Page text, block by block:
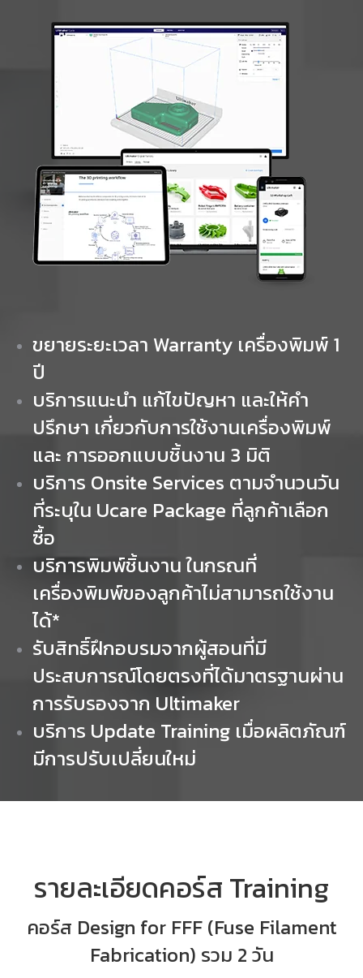
ขยายระยะเวลา Warranty เครื่องพิมพ์ 1
ปี
บริการแนะนำ แก้ไขปัญหา และให้คำ
ปรึกษา เกี่ยวกับการใช้งานเครื่องพิมพ์
และ การออกแบบชิ้นงาน 3 มิติ
บริการ Onsite Services ตามจำนวนวัน
ที่ระบุใน Ucare Package ที่ลูกค้าเลือก
ซื้อ
บริการพิมพ์ชิ้นงาน ในกรณที่
เครื่องพิมพ์ของลูกค้าไม่สามารถใช้งาน
ได้*
รับสิทธิ์ฝึกอบรมจากผู้สอนที่มี
ประสบการณ์โดยตรงที่ได้มาตรฐานผ่าน
การรับรองจาก Ultimaker
บริการ Update Training เมื่อผลิตภัณฑ์
มีการปรับเปลี่ยนใหม่
รายละเอียดคอร์ส Training
คอร์ส Design for FFF (Fuse Filament
Fabrication) รวม 2 วัน